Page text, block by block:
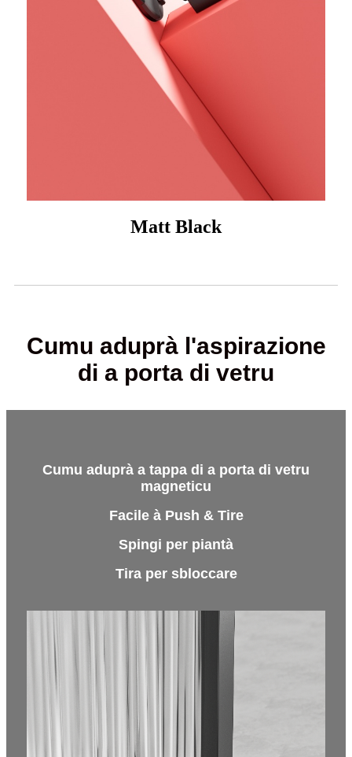
Matt Black
Cumu aduprà l'aspirazione
di a porta di vetru
Cumu aduprà a tappa di a porta di vetru
magneticu
Facile à Push & Tire
Spingi per piantà
Tira per sbloccare